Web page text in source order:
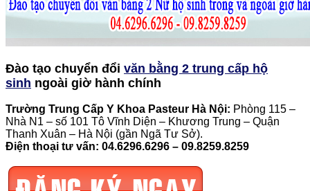
Đào tạo chuyển đổi văn bằng 2 trung cấp hộ
sinh ngoài giờ hành chính
Trường Trung Cấp Y Khoa Pasteur Hà Nội: Phòng 115 –
Nhà N1 – số 101 Tô Vĩnh Diện – Khương Trung – Quận
Thanh Xuân – Hà Nội (gần Ngã Tư Sở).
Điện thoại tư vấn: 04.6296.6296 – 09.8259.8259